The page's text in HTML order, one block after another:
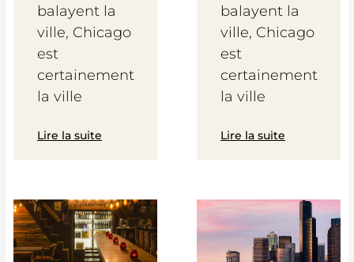
balayent la
ville, Chicago
est
certainement
la ville
Lire la suite
balayent la
ville, Chicago
est
certainement
la ville
Lire la suite